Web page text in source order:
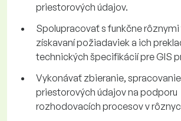
priestorových údajov.
Spolupracovať s funkčne
získavaní požiadaviek a ich
technických špecifikácií pre GIS
Vykonávať zbieranie,
priestorových údajov na podporu
rozhodovacích procesov v